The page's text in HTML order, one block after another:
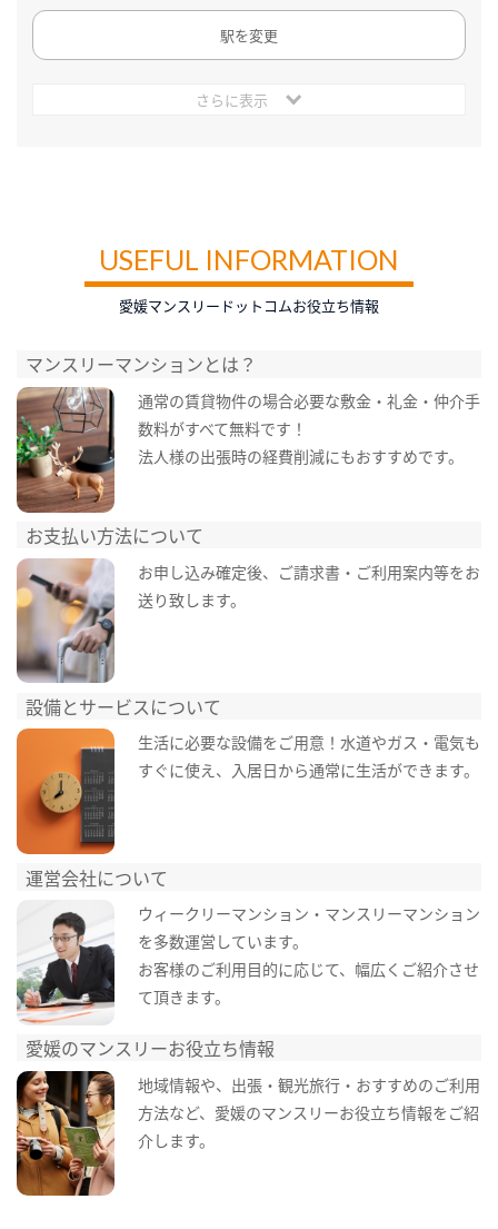
駅を変更
さらに表示
USEFUL INFORMATION
愛媛マンスリードットコムお役立ち情報
マンスリーマンションとは？
通常の賃貸物件の場合必要な敷金・礼金・仲介手
数料がすべて無料です！
法人様の出張時の経費削減にもおすすめです。
お支払い方法について
お申し込み確定後、ご請求書・ご利用案内等をお
送り致します。
設備とサービスについて
生活に必要な設備をご用意！水道やガス・電気も
すぐに使え、入居日から通常に生活ができます。
運営会社について
ウィークリーマンション・マンスリーマンション
を多数運営しています。
お客様のご利用目的に応じて、幅広くご紹介させ
て頂きます。
愛媛のマンスリーお役立ち情報
地域情報や、出張・観光旅行・おすすめのご利用
方法など、愛媛のマンスリーお役立ち情報をご紹
介します。